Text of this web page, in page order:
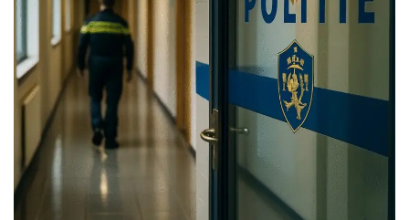
Bob Jansen nov 22, 2025